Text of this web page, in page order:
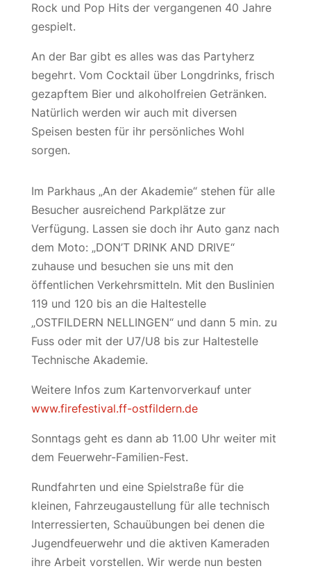
Rock und Pop Hits der vergangenen 40 Jahre
gespielt.
An der Bar gibt es alles was das Partyherz
begehrt. Vom Cocktail über Longdrinks, frisch
gezapftem Bier und alkoholfreien Getränken.
Natürlich werden wir auch mit diversen
Speisen besten für ihr persönliches Wohl
sorgen.
Im Parkhaus „An der Akademie“ stehen für alle
Besucher ausreichend Parkplätze zur
Verfügung. Lassen sie doch ihr Auto ganz nach
dem Moto: „DON’T DRINK AND DRIVE“
zuhause und besuchen sie uns mit den
öffentlichen Verkehrsmitteln. Mit den Buslinien
119 und 120 bis an die Haltestelle
„OSTFILDERN NELLINGEN“ und dann 5 min. zu
Fuss oder mit der U7/U8 bis zur Haltestelle
Technische Akademie.
Weitere Infos zum Kartenvorverkauf unter
www.firefestival.ff-ostfildern.de
Sonntags geht es dann ab 11.00 Uhr weiter mit
dem Feuerwehr-Familien-Fest.
Rundfahrten und eine Spielstraße für die
kleinen, Fahrzeugaustellung für alle technisch
Interressierten, Schauübungen bei denen die
Jugendfeuerwehr und die aktiven Kameraden
ihre Arbeit vorstellen. Wir werde nun besten